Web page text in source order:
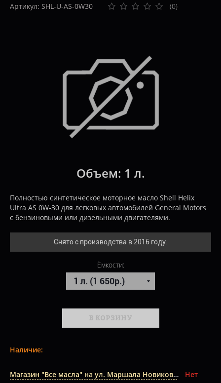
Артикул: SHL-U-AS-0W30 (0)
Объем: 1 л.
Полностью синтетическое моторное масло Shell Helix
Ultra AS 0W-30 для легковых автомобилей General Motors
с бензиновыми или дизельными двигателями.
Снято с производства в 2016 году.
Ёмкости:
В КОРЗИНУ
Наличие:
Магазин "Все масла" на ул. Маршала Новикова
Нет